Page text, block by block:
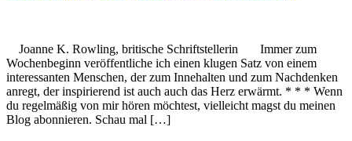
Joanne K. Rowling, britische Schriftstellerin Immer zum
Wochenbeginn veröffentliche ich einen klugen Satz von einem
interessanten Menschen, der zum Innehalten und zum Nachdenken
anregt, der inspirierend ist auch auch das Herz erwärmt. * * * Wenn
du regelmäßig von mir hören möchtest, vielleicht magst du meinen
Blog abonnieren. Schau mal […]